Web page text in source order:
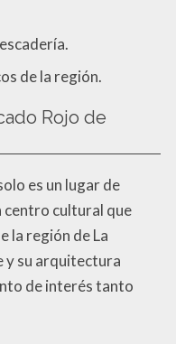
de la región.
Rojo de
es un lugar de
centro cultural que
la región de La
y su arquitectura
de interés tanto